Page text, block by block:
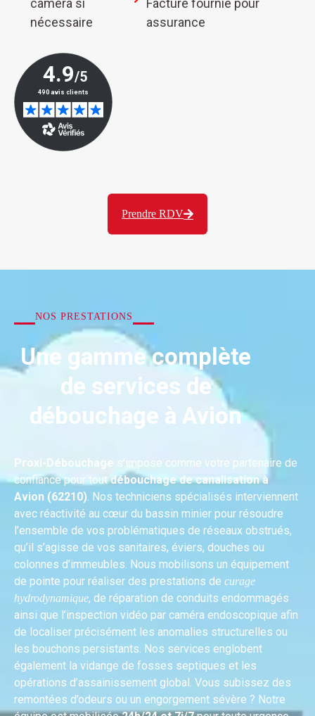
caméra si
nécessaire
Facture fournie pour
assurance
Prendre RDV
NOS PRESTATIONS
Une gamme complète
de services de
débouchage à Avion
Proxi-Débouchage s’impose comme votre partenaire de
confiance pour toutdébouchage de canalisation à
Avion (62210). Nos techniciens spécialisés interviennent
avec réactivité au cœur du bassin minier pour résoudre
l’ensemble de vos problématiques de réseaux obstrués,
qu’il s’agisse de vos sanitaires, éviers, douches ou
colonnes d’immeubles. Nous mobilisons un équipement
de pointe pour réaliser des prestations de curage
hydrodynamique, de réparation de conduits endommagés
ainsi que l’inspection vidéo par caméra endoscopique afin
de localiser précisément les anomalies structurelles ou
les bouchons persistants. Nos services englobent
également la vidange de fosses septiques et les
opérations d’assainissement global. Vous subissez des
remontées d’odeurs ou un engorgement sévère ? Notre